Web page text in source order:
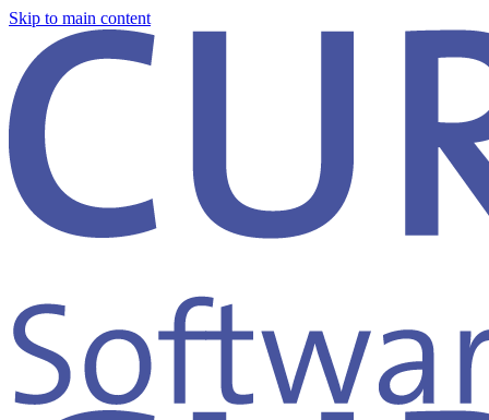
Skip to main content